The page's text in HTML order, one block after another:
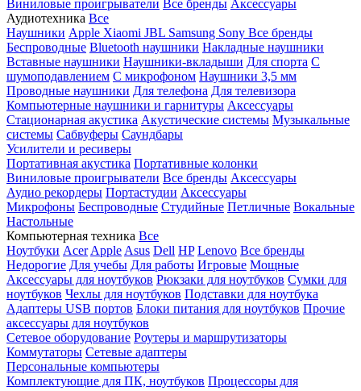
Виниловые проигрыватели Все бренды Аксессуары
Аудиотехника Все
Наушники Apple Xiaomi JBL Samsung Sony Все бренды
Беспроводные Bluetooth наушники Накладные наушники
Вставные наушники Наушники-вкладыши Для спорта С
шумоподавлением С микрофоном Наушники 3,5 мм
Проводные наушники Для телефона Для телевизора
Компьютерные наушники и гарнитуры Аксессуары
Стационарная акустика Акустические системы Музыкальные
системы Сабвуферы Саундбары
Усилители и ресиверы
Портативная акустика Портативные колонки
Виниловые проигрыватели Все бренды Аксессуары
Аудио рекордеры Портастудии Аксессуары
Микрофоны Беспроводные Студийные Петличные Вокальные
Настольные
Компьютерная техника Все
Ноутбуки Acer Apple Asus Dell HP Lenovo Все бренды
Недорогие Для учебы Для работы Игровые Мощные
Аксессуары для ноутбуков Рюкзаки для ноутбуков Сумки для
ноутбуков Чехлы для ноутбуков Подставки для ноутбука
Адаптеры USB портов Блоки питания для ноутбуков Прочие
аксессуары для ноутбуков
Сетевое оборудование Роутеры и маршрутизаторы
Коммутаторы Сетевые адаптеры
Персональные компьютеры
Комплектующие для ПК, ноутбуков Процессоры для